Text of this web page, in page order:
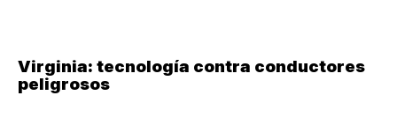
Virginia: tecnología contra conductores
peligrosos